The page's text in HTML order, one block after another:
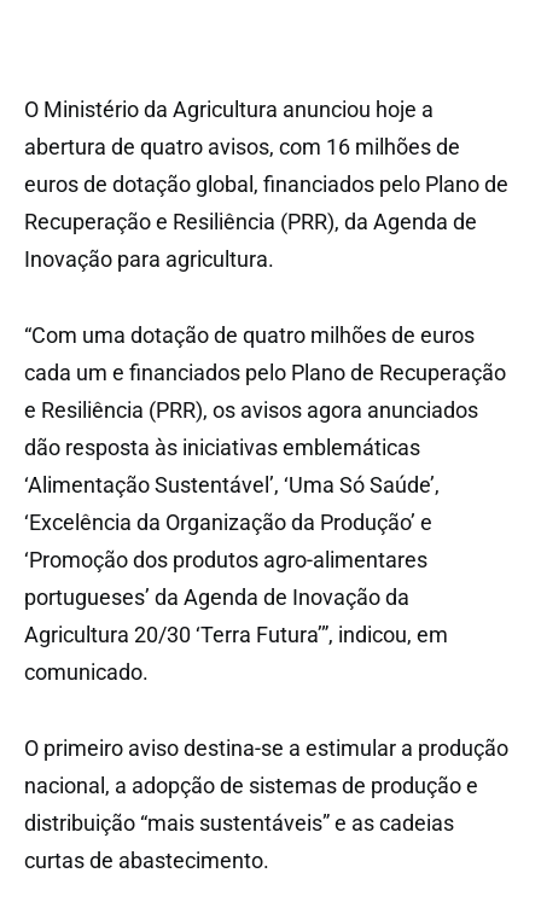
O Ministério da Agricultura anunciou hoje a
abertura de quatro avisos, com 16 milhões de
euros de dotação global, financiados pelo Plano de
Recuperação e Resiliência (PRR), da Agenda de
Inovação para agricultura.
“Com uma dotação de quatro milhões de euros
cada um e financiados pelo Plano de Recuperação
e Resiliência (PRR), os avisos agora anunciados
dão resposta às iniciativas emblemáticas
‘Alimentação Sustentável’, ‘Uma Só Saúde’,
‘Excelência da Organização da Produção’ e
‘Promoção dos produtos agro-alimentares
portugueses’ da Agenda de Inovação da
Agricultura 20/30 ‘Terra Futura’”, indicou, em
comunicado.
O primeiro aviso destina-se a estimular a produção
nacional, a adopção de sistemas de produção e
distribuição “mais sustentáveis” e as cadeias
curtas de abastecimento.